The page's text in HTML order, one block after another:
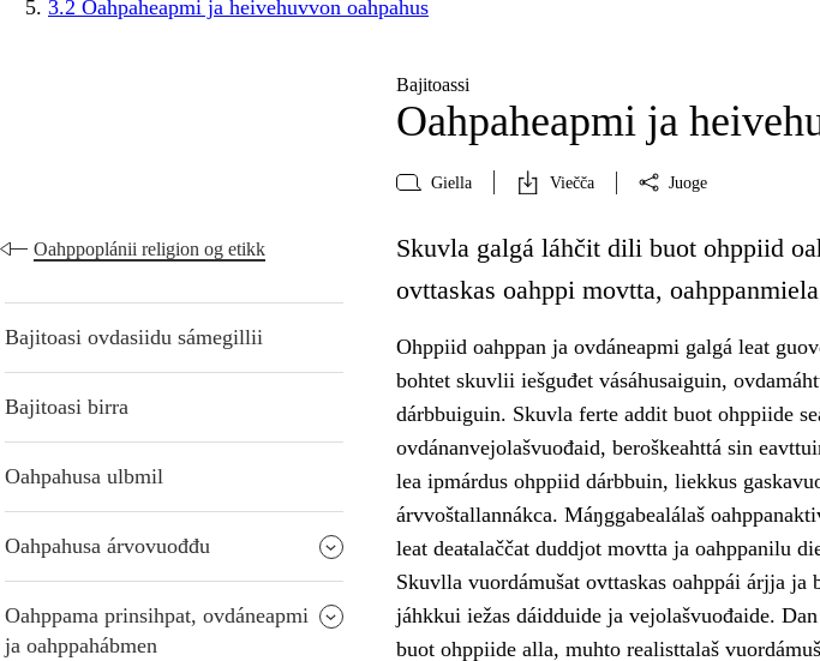
3.2 Oahpaheapmi ja heivehuvvon oahpahus
Bajitoassi
Oahpaheapmi ja
Giella Viečča Juoge
Oahppoplánii religion og etikk
Bajitoasi ovdasiidu sámegillii
Bajitoasi birra
Oahpahusa ulbmil
Oahpahusa árvovuođđu
Oahppama prinsihpat, ovdáneapmi
ja oahppahábmen
Skuvla galgá láhčit dili buot ohppiid
ovttaskas oahppi movtta,
Ohppiid oahppan ja ovdáneapmi galgá leat
bohtet skuvlii iešguđet vásáhusaiguin,
dárbbuiguin. Skuvla ferte addit buot ohppiide
ovdánanvejolašvuođaid, beroškeahttá sin
lea ipmárdus ohppiid dárbbuin, liekkus
árvvoštallannákca. Máŋggabealálaš
leat deaŧalaččat duddjot movtta ja oahppanilu
Skuvlla vuordámušat ovttaskas oahppái árjja
jáhkkui iežas dáidduide ja vejolašvuođaide.
buot ohppiide alla, muhto realisttalaš